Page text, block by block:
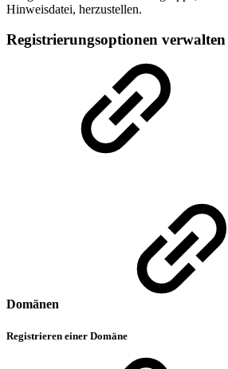
Hinweisdatei, herzustellen.
Registrierungsoptionen verwalten
Domänen
Registrieren einer Domäne